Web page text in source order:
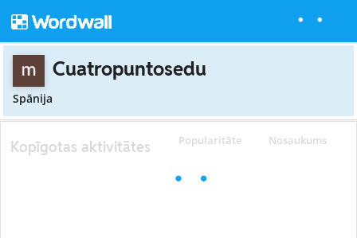
Cuatropuntosedu
Spānija
Popularitāte Nosaukums
Kopīgotas aktivitātes